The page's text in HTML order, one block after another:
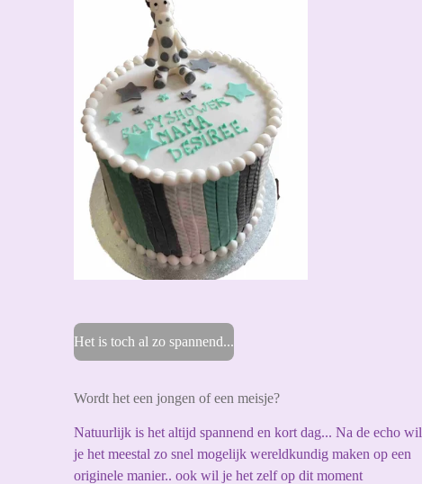
Het is toch al zo spannend...
Wordt het een jongen of een meisje?
Natuurlijk is het altijd spannend en kort dag... Na de echo wil
je het meestal zo snel mogelijk wereldkundig maken op een
originele manier.. ook wil je het zelf op dit moment